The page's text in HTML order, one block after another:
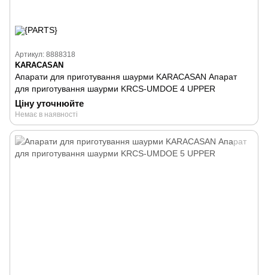
Артикул: 8888318
KARACASAN
Апарати для приготування шаурми KARACASAN Апарат
для приготування шаурми KRCS-UMDOE 4 UPPER
Ціну уточнюйте
Немає в наявності